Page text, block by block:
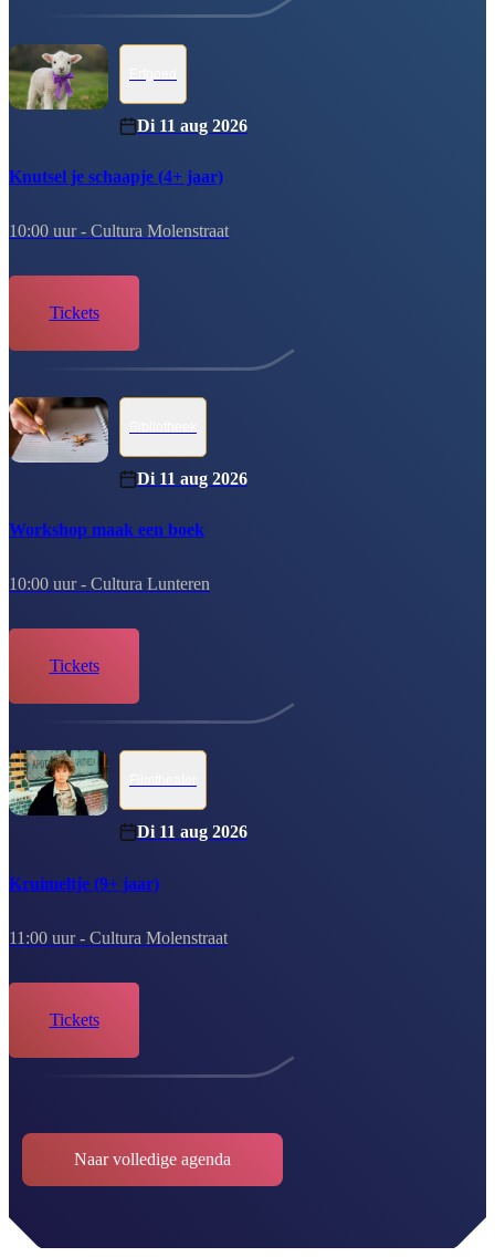
Di 11 aug 2026
Knutsel je schaapje (4+ jaar)
10:00 uur - Cultura Molenstraat
tickets
Di 11 aug 2026
Workshop maak een boek
10:00 uur - Cultura Lunteren
tickets
Di 11 aug 2026
Kruimeltje (9+ jaar)
11:00 uur - Cultura Molenstraat
tickets
Naar volledige agenda